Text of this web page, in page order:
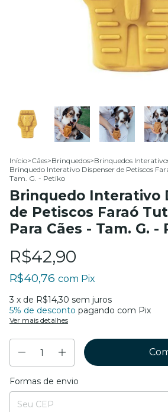
Início>Cães>Brinquedos>Brinquedos
Brinquedo Interativo Dispenser de Petiscos
Tam. G. - Petiko
Brinquedo Interativo
de Petiscos Faraó
Para Cães - Tam. G. -
R$42,90
R$40,76 com Pix
3 x de R$14,30 sem juros
5% de desconto pagando com Pix
Ver mais detalhes
Entregas para o CEP:
Formas de envio